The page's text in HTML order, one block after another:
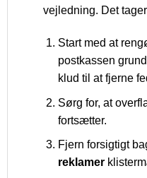
vejledning. Det
Start med at
postkassen
klud til at fjerne
Sørg for, at
fortsætter.
Fjern forsigtigt
reklamer